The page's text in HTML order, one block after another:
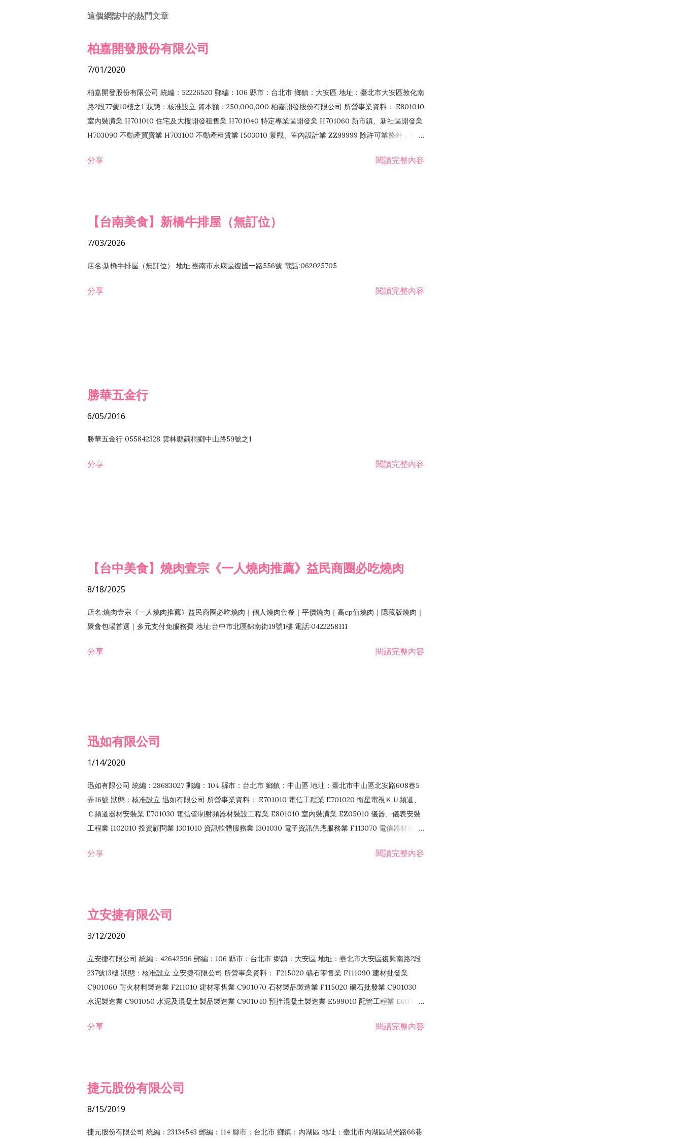
這個網誌中的熱門文章
柏嘉開發股份有限公司
7/01/2020
柏嘉開發股份有限公司 統編：52226520 郵編：106 縣市：台北市 鄉鎮：大安區 地址：臺北市大安區敦化南
路2段77號10樓之1 狀態：核准設立 資本額：250,000,000 柏嘉開發股份有限公司 所營事業資料： E801010
室內裝潢業 H701010 住宅及大樓開發租售業 H701040 特定專業區開發業 H701060 新市鎮、新社區開發業
H703090 不動產買賣業 H703100 不動產租賃業 I503010 景觀、室內設計業 ZZ99999 除許可業務外，得經
分享 閱讀完整內容
【台南美食】新橋牛排屋（無訂位）
7/03/2026
店名:新橋牛排屋（無訂位） 地址:臺南市永康區復國一路556號 電話:062025705
分享 閱讀完整內容
勝華五金行
6/05/2016
勝華五金行 055842328 雲林縣莿桐鄉中山路59號之1
分享 閱讀完整內容
【台中美食】燒肉壹宗《一人燒肉推薦》益民商圈必吃燒肉
8/18/2025
店名:燒肉壹宗《一人燒肉推薦》益民商圈必吃燒肉｜個人燒肉套餐｜平價燒肉｜高cp值燒肉｜隱藏版燒肉｜
聚會包場首選｜多元支付免服務費 地址:台中市北區錦南街19號1樓 電話:0422258111
分享 閱讀完整內容
迅如有限公司
1/14/2020
迅如有限公司 統編：28683027 郵編：104 縣市：台北市 鄉鎮：中山區 地址：臺北市中山區北安路608巷5
弄16號 狀態：核准設立 迅如有限公司 所營事業資料： E701010 電信工程業 E701020 衛星電視ＫＵ頻道、
Ｃ頻道器材安裝業 E701030 電信管制射頻器材裝設工程業 E801010 室內裝潢業 EZ05010 儀器、儀表安裝
工程業 I102010 投資顧問業 I301010 資訊軟體服務業 I301030 電子資訊供應服務業 F113070 電信器材批發
務 F102030 菸酒批發業 F203020 菸酒零售業 F401171 酒類輸入業
分享 閱讀完整內容
立安捷有限公司
3/12/2020
立安捷有限公司 統編：42642596 郵編：106 縣市：台北市 鄉鎮：大安區 地址：臺北市大安區復興南路2段
237號13樓 狀態：核准設立 立安捷有限公司 所營事業資料： F215020 礦石零售業 F111090 建材批發業
C901060 耐火材料製造業 F211010 建材零售業 C901070 石材製品製造業 F115020 礦石批發業 C901030
水泥製造業 C901050 水泥及混凝土製品製造業 C901040 預拌混凝土製造業 E599010 配管工程業 E603110
EZ99990 其他工程業 F102170 食品什貨批發業 F106020 日常用品批發業 F108031 醫療器材批發業
分享 閱讀完整內容
捷元股份有限公司
8/15/2019
捷元股份有限公司 統編：23134543 郵編：114 縣市：台北市 鄉鎮：內湖區 地址：臺北市內湖區瑞光路66巷